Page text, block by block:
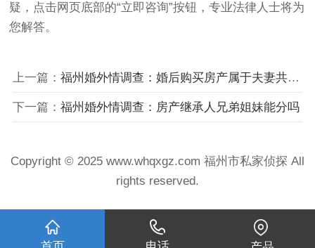
疑，点击网页底部的“立即咨询”按钮，专业法律人士将为
您解答。
上一篇： 福州婚外情调查：婚后购买房产属于夫妻共同财产吗
下一篇： 福州婚外情调查：房产继承人兄弟姐妹能分吗
Copyright © 2025 www.whqxgz.com 福州市私家侦探 All
rights reserved.